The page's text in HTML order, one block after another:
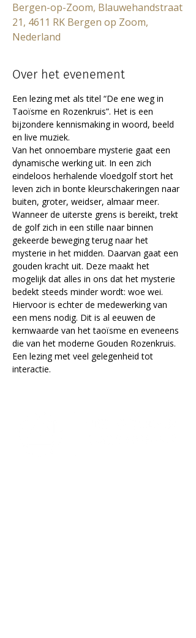
Bergen-op-Zoom, Blauwehandstraat
21, 4611 RK Bergen op Zoom,
Nederland
Over het evenement
Een lezing met als titel “De ene weg in
Taoïsme en Rozenkruis”. Het is een
bijzondere kennismaking in woord, beeld
en live muziek.
Van het onnoembare mysterie gaat een
dynamische werking uit. In een zich
eindeloos herhalende vloedgolf stort het
leven zich in bonte kleurschakeringen naar
buiten, groter, weidser, almaar meer.
Wanneer de uiterste grens is bereikt, trekt
de golf zich in een stille naar binnen
gekeerde beweging terug naar het
mysterie in het midden. Daarvan gaat een
gouden kracht uit. Deze maakt het
mogelijk dat alles in ons dat het mysterie
bedekt steeds minder wordt: woe wei.
Hiervoor is echter de medewerking van
een mens nodig. Dit is al eeuwen de
kernwaarde van het taoïsme en eveneens
die van het moderne Gouden Rozenkruis.
Een lezing met veel gelegenheid tot
interactie.